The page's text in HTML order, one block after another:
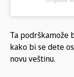
Ta podrškamože
kako bi se dete
novu veštinu.